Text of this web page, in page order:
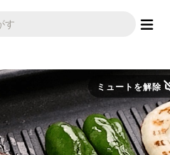
ミュートを解除